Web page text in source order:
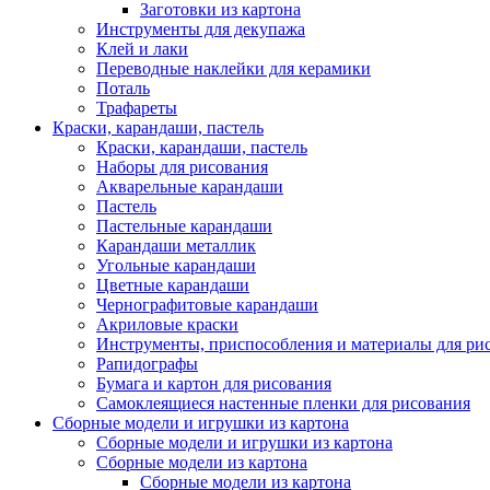
Заготовки из картона
Инструменты для декупажа
Клей и лаки
Переводные наклейки для керамики
Поталь
Трафареты
Краски, карандаши, пастель
Краски, карандаши, пастель
Наборы для рисования
Акварельные карандаши
Пастель
Пастельные карандаши
Карандаши металлик
Угольные карандаши
Цветные карандаши
Чернографитовые карандаши
Акриловые краски
Инструменты, приспособления и материалы для
Рапидографы
Бумага и картон для рисования
Самоклеящиеся настенные пленки для рисования
Сборные модели и игрушки из картона
Сборные модели и игрушки из картона
Сборные модели из картона
Сборные модели из картона